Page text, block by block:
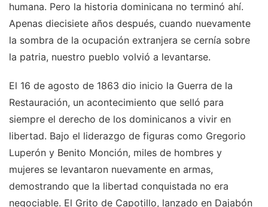
humana. Pero la historia dominicana no terminó ahí.
Apenas diecisiete años después, cuando nuevamente
la sombra de la ocupación extranjera se cernía sobre
la patria, nuestro pueblo volvió a levantarse.
El 16 de agosto de 1863 dio inicio la Guerra de la
Restauración, un acontecimiento que selló para
siempre el derecho de los dominicanos a vivir en
libertad. Bajo el liderazgo de figuras como Gregorio
Luperón y Benito Monción, miles de hombres y
mujeres se levantaron nuevamente en armas,
demostrando que la libertad conquistada no era
negociable. El Grito de Capotillo, lanzado en Dajabón